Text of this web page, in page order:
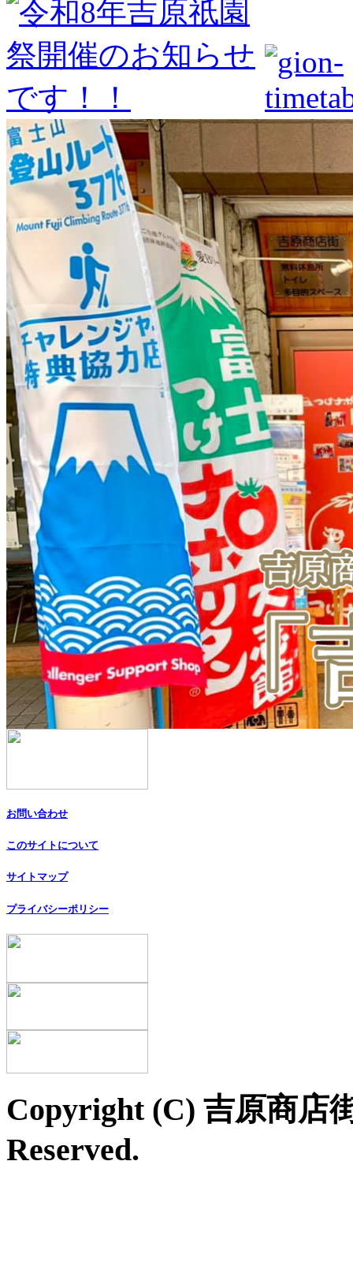
お問い合わせ
このサイトについて
サイトマップ
プライバシーポリシー
Copyright (C) 吉原商店
Reserved.